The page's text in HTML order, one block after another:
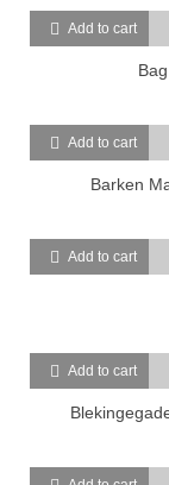
Add to cart
Add to cart
Barken
Add to cart
Add to cart